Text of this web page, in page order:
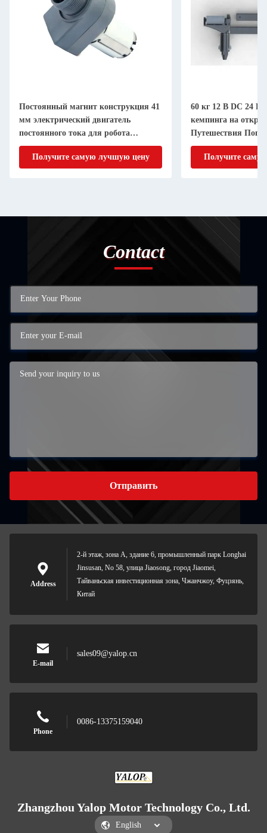
Постоянный магнит конструкция 41
мм электрический двигатель
постоянного тока для робота
бассейна
Получите самую лучшую цену
60 кг 12 В DC 24 В
кемпинга на
Путешествия
внедорожный
Получите
Contact
Отправить
Address
2-й этаж, зона А, здание 6, промышленный парк Longhai
Jinsusan, No 58, улица Jiaosong, город Jiaomei,
Тайваньская инвестиционная зона, Чжанчжоу, Фуцзянь,
Китай
E-mail
sales09@yalop.cn
Phone
0086-13375159040
Zhangzhou Yalop Motor Technology Co., Ltd.